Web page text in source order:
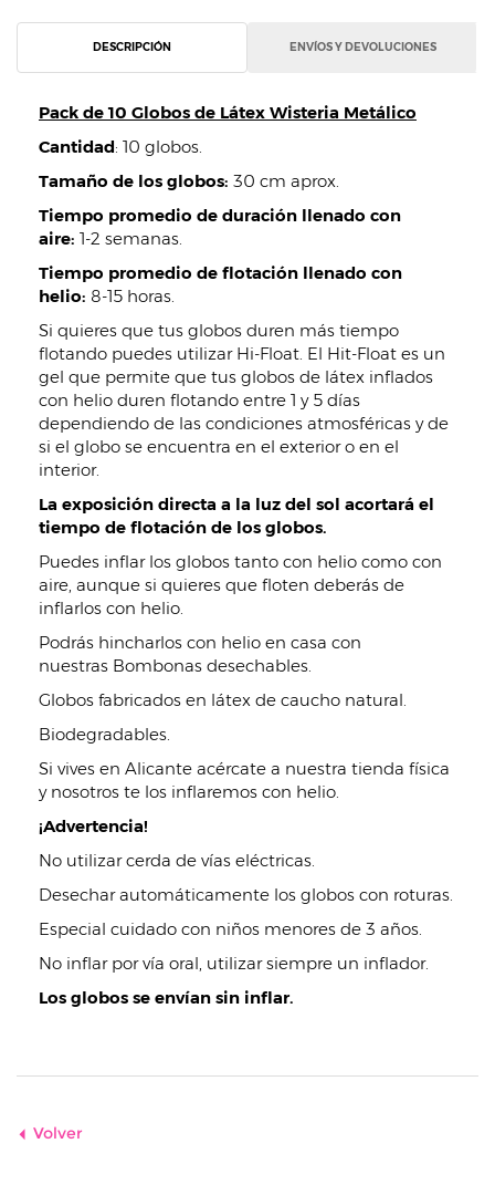
DESCRIPCIÓN ENVÍOS Y DEVOLUCIONES
Pack de 10 Globos de Látex Wisteria Metálico
Cantidad: 10 globos.
Tamaño de los globos: 30 cm aprox.
Tiempo promedio de duración llenado con
aire: 1-2 semanas.
Tiempo promedio de flotación llenado con
helio: 8-15 horas.
Si quieres que tus globos duren más tiempo
flotando puedes utilizar Hi-Float. El Hit-Float es un
gel que permite que tus globos de látex inflados
con helio duren flotando entre 1 y 5 días
dependiendo de las condiciones atmosféricas y de
si el globo se encuentra en el exterior o en el
interior.
La exposición directa a la luz del sol acortará el
tiempo de flotación de los globos.
Puedes inflar los globos tanto con helio como con
aire, aunque si quieres que floten deberás de
inflarlos con helio.
Podrás hincharlos con helio en casa con
nuestras Bombonas desechables.
Globos fabricados en látex de caucho natural.
Biodegradables.
Si vives en Alicante acércate a nuestra tienda física
y nosotros te los inflaremos con helio.
¡Advertencia!
No utilizar cerda de vías eléctricas.
Desechar automáticamente los globos con roturas.
Especial cuidado con niños menores de 3 años.
No inflar por vía oral, utilizar siempre un inflador.
Los globos se envían sin inflar.
Volver